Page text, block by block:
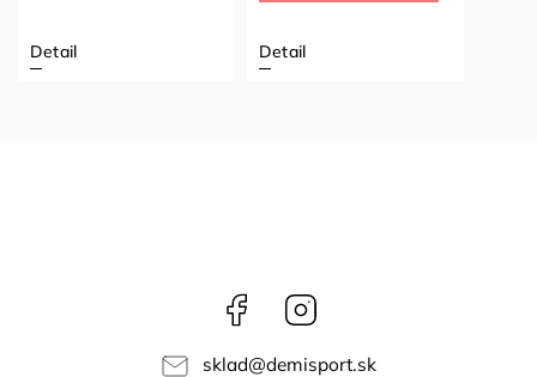
Detail Detail
Facebook
sklad@demisport.sk